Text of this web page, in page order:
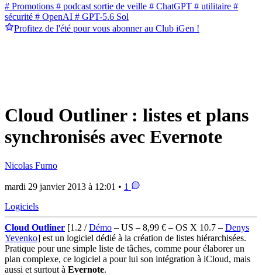
# Promotions # podcast sortie de veille # ChatGPT # utilitaire #
sécurité # OpenAI # GPT-5.6 Sol
Profitez de l'été pour vous abonner au Club iGen !
Cloud Outliner : listes et plans
synchronisés avec Evernote
Nicolas Furno
mardi 29 janvier 2013 à 12:01 • 1
Logiciels
Cloud Outliner [1.2 /Démo – US – 8,99 € – OS X 10.7 – Denys
Yevenko] est un logiciel dédié à la création de listes hiérarchisées.
Pratique pour une simple liste de tâches, comme pour élaborer un
plan complexe, ce logiciel a pour lui son intégration à iCloud, mais
aussi et surtout à Evernote.